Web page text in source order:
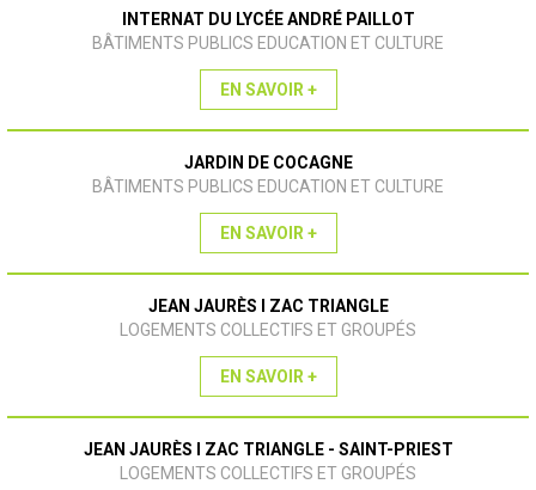
INTERNAT DU LYCÉE ANDRÉ PAILLOT
BÂTIMENTS PUBLICS EDUCATION ET CULTURE
EN SAVOIR +
JARDIN DE COCAGNE
BÂTIMENTS PUBLICS EDUCATION ET CULTURE
EN SAVOIR +
JEAN JAURÈS I ZAC TRIANGLE
LOGEMENTS COLLECTIFS ET GROUPÉS
EN SAVOIR +
JEAN JAURÈS I ZAC TRIANGLE - SAINT-PRIEST
LOGEMENTS COLLECTIFS ET GROUPÉS